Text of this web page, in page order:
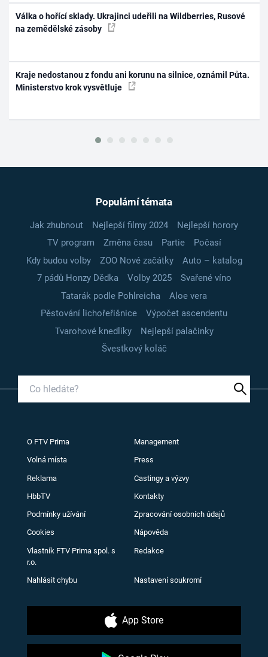
Válka o hořící sklady. Ukrajinci udeřili na Wildberries, Rusové
na zemědělské zásoby
Kraje nedostanou z fondu ani korunu na silnice, oznámil Půta.
Ministerstvo krok vysvětluje
Populární témata
Jak zhubnout Nejlepší filmy 2024
Nejlepší horory
TV program
Změna času Partie
Počasí
Kdy budou volby
ZOO Nové začátky
Auto – katalog
7 pádů Honzy Dědka
Volby 2025
Svařené víno
Tatarák podle Pohlreicha
Aloe vera
Pěstování lichořeřišnice
Výpočet ascendentu
Tvarohové knedlíky
Nejlepší palačinky
Švestkový koláč
O FTV Prima Management
Volná místa Press
Reklama Castingy a výzvy
HbbTV Kontakty
Podmínky užívání Zpracování osobních údajů
Cookies Nápověda
Vlastník FTV Prima spol. s
r.o.
Redakce
Nahlásit chybu Nastavení soukromí
App Store